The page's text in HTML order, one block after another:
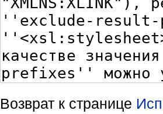
Возврат к странице